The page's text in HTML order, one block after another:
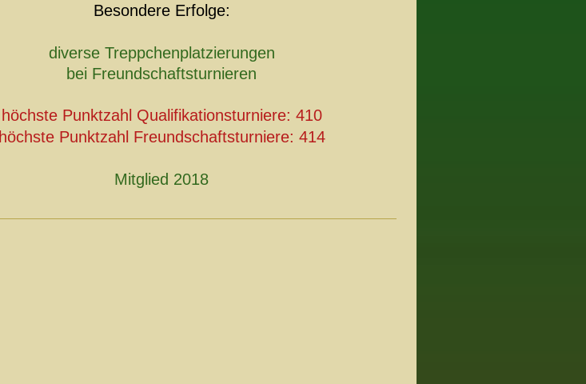
Besondere Erfolge:
diverse Treppchenplatzierungen
bei Freundschaftsturnieren
höchste Punktzahl Qualifikationsturniere: 410
höchste Punktzahl Freundschaftsturniere: 414
Mitglied 2018